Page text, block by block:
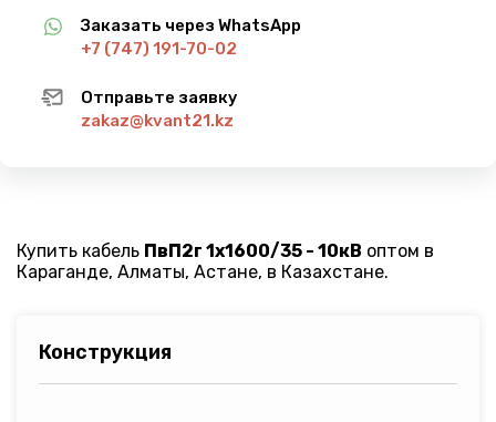
Заказать через WhatsApp
+7 (747) 191-70-02
Отправьте заявку
zakaz@kvant21.kz
Купить кабель ПвП2г 1х1600/35 - 10кВ оптом в
Караганде, Алматы, Астане, в Казахстане.
Конструкция